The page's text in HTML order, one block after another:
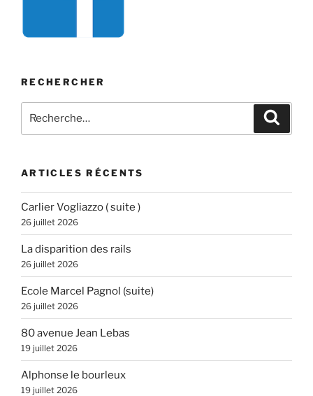
RECHERCHER
pour
ARTICLES RÉCENTS
Carlier Vogliazzo ( suite )
26 juillet 2026
La disparition des rails
26 juillet 2026
Ecole Marcel Pagnol (suite)
26 juillet 2026
80 avenue Jean Lebas
19 juillet 2026
Alphonse le bourleux
19 juillet 2026